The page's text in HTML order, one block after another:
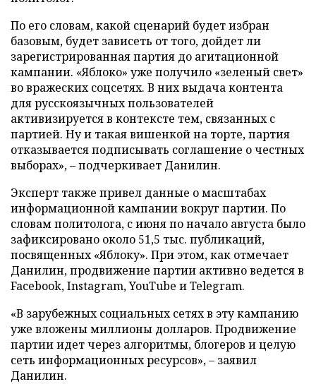
По его словам, какой сценарий будет избран
базовым, будет зависеть от того, дойдет ли
зарегистрированная партия до агитационной
кампании. «Яблоко» уже получило «зеленый свет»
во вражеских соцсетях. В них выдача контента
для русскоязычных пользователей
активизируется в контексте тем, связанных с
партией. Ну и такая вишенкой на торте, партия
отказывается подписывать соглашение о честных
выборах», – подчеркивает Данилин.
Эксперт также привел данные о масштабах
информационной кампании вокруг партии. По
словам политолога, с июня по начало августа было
зафиксировано около 51,5 тыс. публикаций,
посвященных «Яблоку». При этом, как отмечает
Данилин, продвижение партии активно ведется в
Facebook, Instagram, YouTube и Telegram.
«В зарубежных социальных сетях в эту кампанию
уже вложены миллионы долларов. Продвижение
партии идет через алгоритмы, блогеров и целую
сеть информационных ресурсов», – заявил
Данилин.